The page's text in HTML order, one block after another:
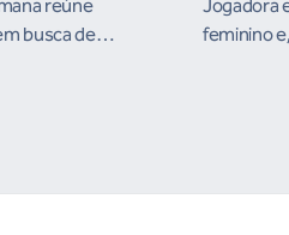
reúne
busca de
Jogadora
feminino